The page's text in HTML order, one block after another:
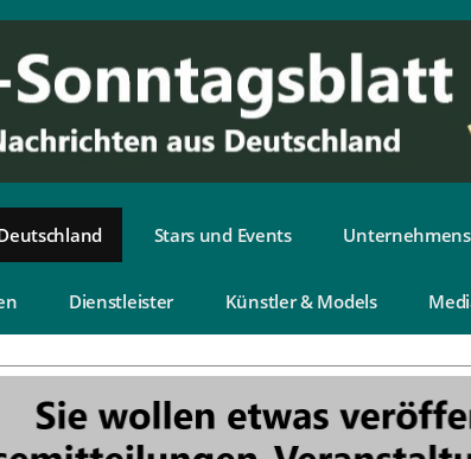
Stars und Events
Dienstleister Künstler & Models